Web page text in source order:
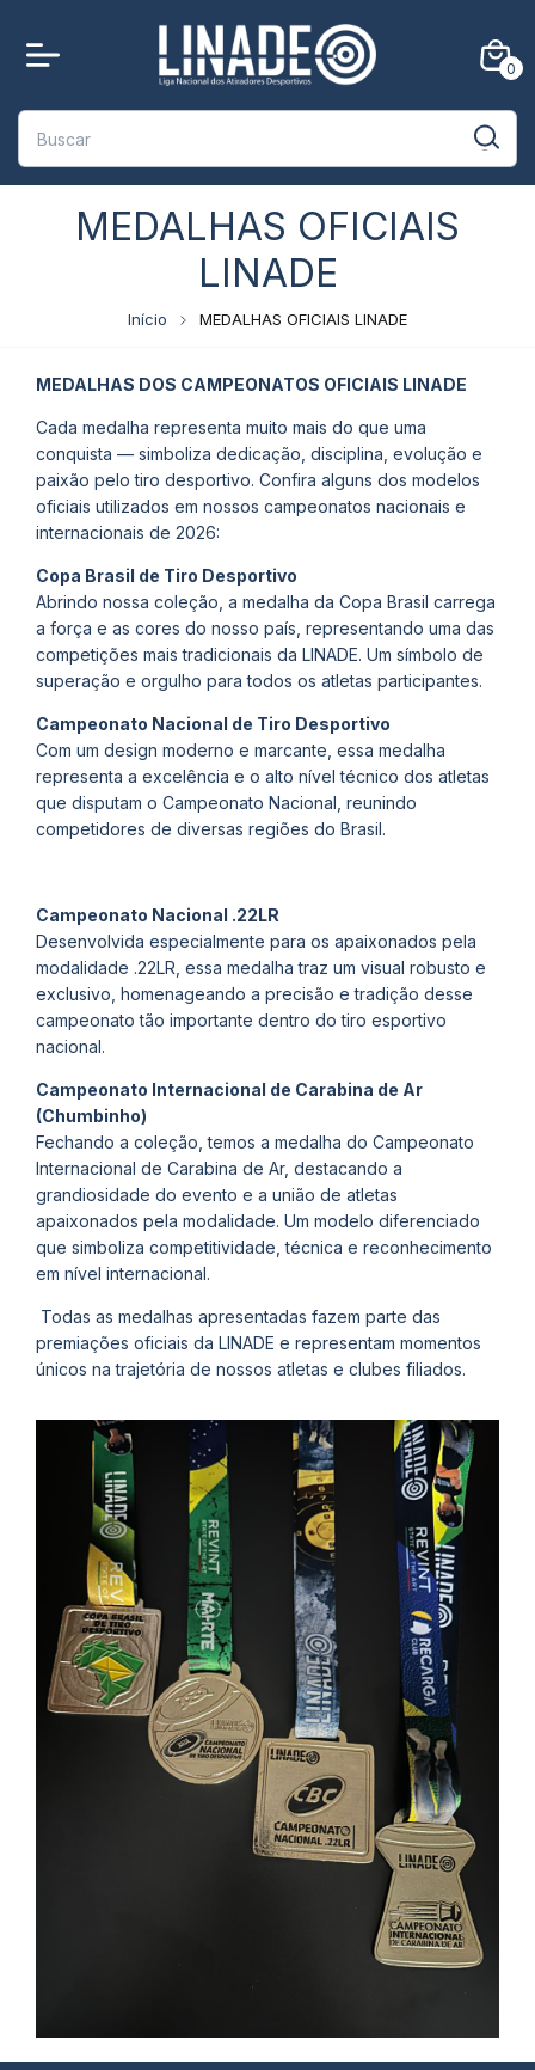
0
MEDALHAS OFICIAIS
LINADE
Início MEDALHAS OFICIAIS LINADE
MEDALHAS DOS CAMPEONATOS OFICIAIS LINADE
Cada medalha representa muito mais do que uma
conquista — simboliza dedicação, disciplina, evolução e
paixão pelo tiro desportivo. Confira alguns dos modelos
oficiais utilizados em nossos campeonatos nacionais e
internacionais de 2026:
Copa Brasil de Tiro Desportivo
Abrindo nossa coleção, a medalha da Copa Brasil carrega
a força e as cores do nosso país, representando uma das
competições mais tradicionais da LINADE. Um símbolo de
superação e orgulho para todos os atletas participantes.
Campeonato Nacional de Tiro Desportivo
Com um design moderno e marcante, essa medalha
representa a excelência e o alto nível técnico dos atletas
que disputam o Campeonato Nacional, reunindo
competidores de diversas regiões do Brasil.
Campeonato Nacional .22LR
Desenvolvida especialmente para os apaixonados pela
modalidade .22LR, essa medalha traz um visual robusto e
exclusivo, homenageando a precisão e tradição desse
campeonato tão importante dentro do tiro esportivo
nacional.
Campeonato Internacional de Carabina de Ar
(Chumbinho)
Fechando a coleção, temos a medalha do Campeonato
Internacional de Carabina de Ar, destacando a
grandiosidade do evento e a união de atletas
apaixonados pela modalidade. Um modelo diferenciado
que simboliza competitividade, técnica e reconhecimento
em nível internacional.
Todas as medalhas apresentadas fazem parte das
premiações oficiais da LINADE e representam momentos
únicos na trajetória de nossos atletas e clubes filiados.